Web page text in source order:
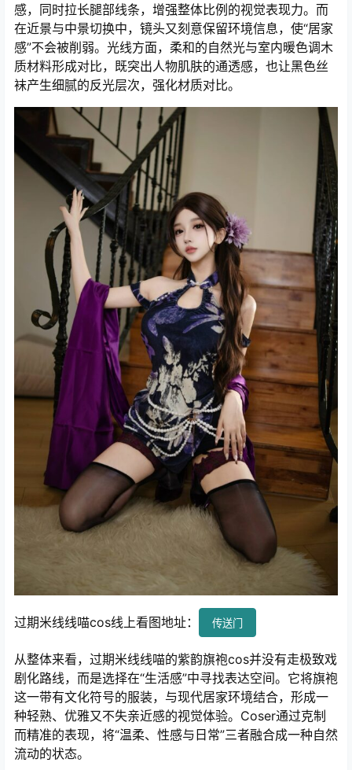
感，同时拉长腿部线条，增强整体比例的视觉表现力。而
在近景与中景切换中，镜头又刻意保留环境信息，使“居家
感”不会被削弱。光线方面，柔和的自然光与室内暖色调木
质材料形成对比，既突出人物肌肤的通透感，也让黑色丝
袜产生细腻的反光层次，强化材质对比。
过期米线线喵cos线上看图地址： 传送门
从整体来看，过期米线线喵的紫韵旗袍cos并没有走极致戏
剧化路线，而是选择在“生活感”中寻找表达空间。它将旗袍
这一带有文化符号的服装，与现代居家环境结合，形成一
种轻熟、优雅又不失亲近感的视觉体验。Coser通过克制
而精准的表现，将“温柔、性感与日常”三者融合成一种自然
流动的状态。